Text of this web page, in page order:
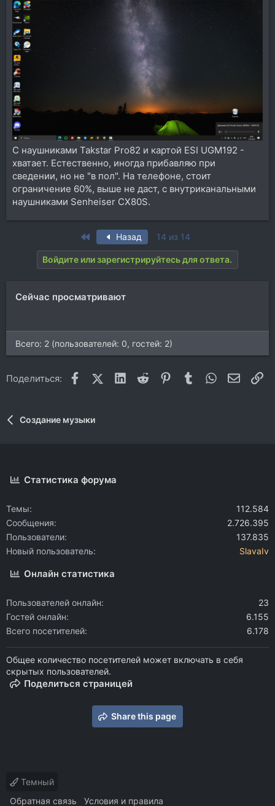
С наушниками Takstar Pro82 и картой ESI UGM192 -
хватает. Естественно, иногда прибавляю при
сведении, но не "в пол". На телефоне, стоит
ограничение 60%, выше не даст, с внутриканальными
наушниками Senheiser CX80S.
First Назад 14 из 14
Войдите или зарегистрируйтесь для ответа.
Сейчас просматривают
Всего: 2 (пользователей: 0, гостей: 2)
Поделиться: FacebookX (Twitter)
LinkedIn
Reddit Pinterest
Tumblr WhatsApp
Создание музыки
Статистика форума
Темы
112.584
Сообщения
2.726.395
Пользователи
137.835
Новый пользователь
SlavaIv
Онлайн статистика
Пользователей онлайн
23
Гостей онлайн
6.155
Всего посетителей
6.178
Общее количество посетителей может включать в себя
скрытых пользователей.
Поделиться страницей
Share this page
Темный
Обратная связь
Условия и правила